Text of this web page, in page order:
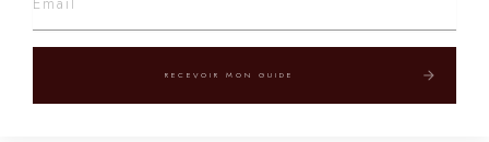
RECEVOIR MON GUIDE